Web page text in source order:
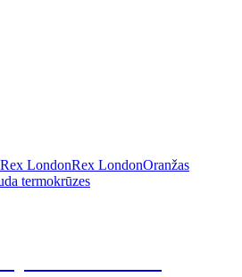
LondonRex LondonOranžas
termokrūzes